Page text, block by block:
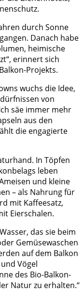
durch Sonne
Danach habe
heimische
erinnert sich
Projekts.
wuchs die Idee,
von
säe immer mehr
aus den
die engagierte
In Töpfen
leben
und kleine
– als Nahrung für
mit Kaffeesatz,
Eierschalen.
das sie beim
Gemüsewaschen
auf dem Balkon
Vögel
des Bio-Balkon-
Natur zu erhalten.“